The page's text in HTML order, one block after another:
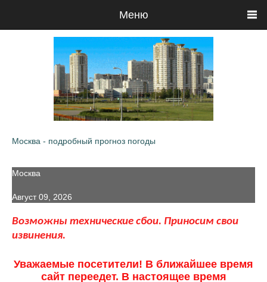
Меню
Москва - подробный прогноз погоды
Москва
Август 09, 2026
Возможны технические сбои. Приносим свои
извинения.
Уважаемые посетители! В ближайшее время
сайт переедет. В настоящее время